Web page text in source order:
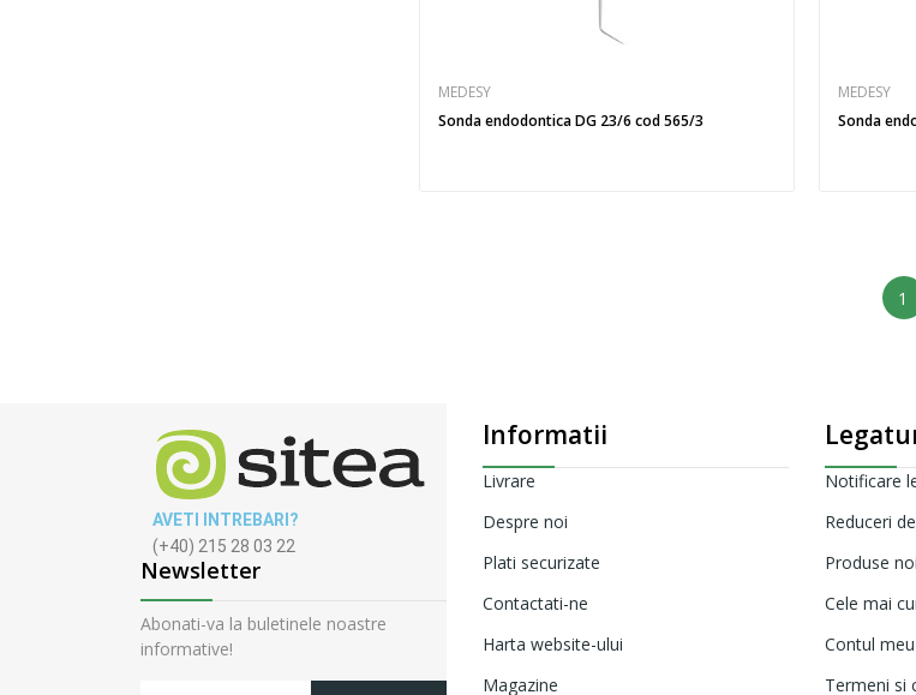
MEDESY
Sonda endodontica DG 23/6 cod 565/3
MEDESY
Sonda
1
AVETI INTREBARI?
(+40) 215 28 03 22
Newsletter
Abonati-va la buletinele noastre
informative!
Informatii
Livrare
Despre noi
Plati securizate
Contactati-ne
Harta website-ului
Magazine
Notificare
Reduceri
Produse noi
Cele mai
Contul meu
Termeni si